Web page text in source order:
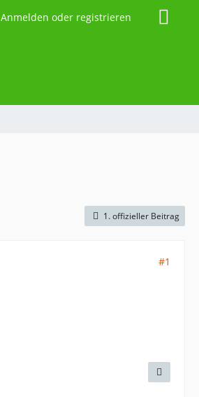
Anmelden oder registrieren
1. offizieller Beitrag
#1